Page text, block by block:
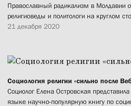
Православный радикализм в Молдавии
религиоведы и политологи на круглом
21 декабря 2020
Социология религии «сильно после
Социолог Елена Островская
языке научно-популярную книгу по